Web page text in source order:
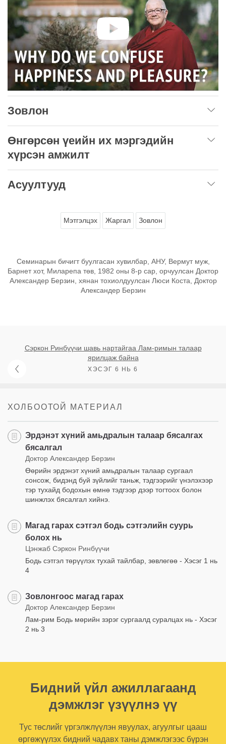
Зовлон
Өнгөрсөн үеийн их мэргэдийн
хүрсэн амжилт
Асуултууд
Мэтгэлцэх Жаргал Зовлон
Семинарын бичигт буулгасан хувилбар, АНУ, Вермут муж,
Барнет хот, Миларепа төв, 1982 оны 8-р сар, орчуулсан Доктор
Александер Берзин, хянан тохиолдуулсан Люси Коста, Доктор
Александер Берзин
Сэркон Ринбүүчи шавь нартайгаа Лам-римын талаар
ярилцаж байна
ХЭСЭГ 6 НЬ 6
ХОЛБООТОЙ МАТЕРИАЛ
Эрдэнэт хүний амьдралын талаар бясалгах
бясалгал
Доктор Александер Берзин
Өөрийн эрдэнэт хүний амьдралын талаар сургаал
сонсож, бидэнд буй зүйлийг таньж, тэдгээрийг үнэлэхээр
тэр тухайд бодохын өмнө тэдгээр дээр тогтоох болон
шинжлэх бясалгал хийнэ.
Магад гарах сэтгэл бодь сэтгэлийн суурь
болох нь
Цэнжаб Сэркон Ринбүүчи
Бодь сэтгэл төрүүлэх тухай тайлбар, зөвлөгөө - Хэсэг 1 нь
4
Зовлонгоос магад гарах
Доктор Александер Берзин
Лам-рим Бодь мөрийн зэрэг сургаалд суралцах нь - Хэсэг
2 нь 3
Бидний үйл ажиллагаанд
дэмжлэг үзүүлнэ үү
Тус төслийг үргэлжлүүлэн явуулах, агуулгыг цааш
өргөжүүлэх бидний чадавх таны дэмжлэгээс бүрэн